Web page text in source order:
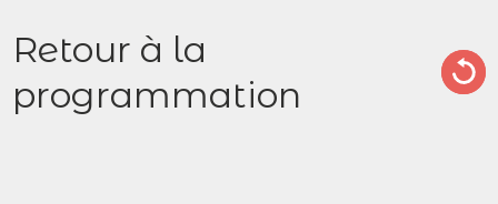
Retour à la
programmation